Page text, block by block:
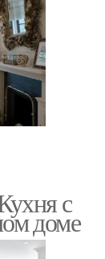
с
доме